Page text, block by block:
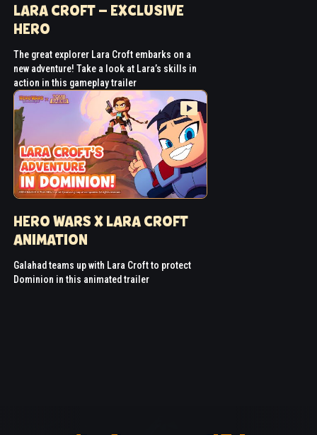
LARA CROFT – EXCLUSIVE
HERO
The great explorer Lara Croft embarks on a
new adventure! Take a look at Lara’s skills in
action in this gameplay trailer
HERO WARS X LARA CROFT
ANIMATION
Galahad teams up with Lara Croft to protect
Dominion in this animated trailer